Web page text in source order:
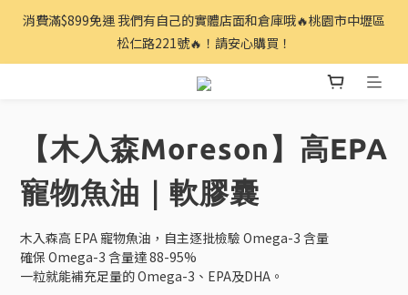
消費滿$899免運 我們有自己的實體店面和倉庫哦🔥桃園市中壢區
松仁路221號🔥！請安心購買！
【木入森Moreson】高EPA
寵物魚油｜軟膠囊
木入森高 EPA 寵物魚油，自主逐批檢驗 Omega-3 含量
確保 Omega-3 含量達 88-95%
一粒就能補充足量的 Omega-3、EPA及DHA。